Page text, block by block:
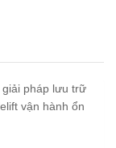
giải pháp lưu trữ
vận hành ổn